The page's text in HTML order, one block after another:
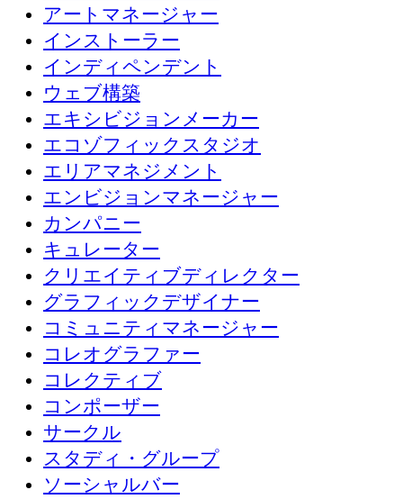
アートマネージャー
インストーラー
インディペンデント
ウェブ構築
エキシビジョンメーカー
エコゾフィックスタジオ
エリアマネジメント
エンビジョンマネージャー
カンパニー
キュレーター
クリエイティブディレクター
グラフィックデザイナー
コミュニティマネージャー
コレオグラファー
コレクティブ
コンポーザー
サークル
スタディ・グループ
ソーシャルバー